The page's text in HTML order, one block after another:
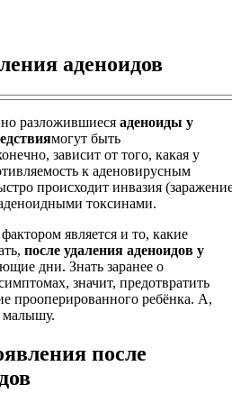
аденоидов
разложившиеся аденоиды у
могут быть
зависит от того, какая у
к аденовирусным
происходит инвазия
токсинами.
является и то, какие
после удаления аденоидов у
дни. Знать заранее о
значит, предотвратить
прооперированного ребёнка. А,
малышу.
после